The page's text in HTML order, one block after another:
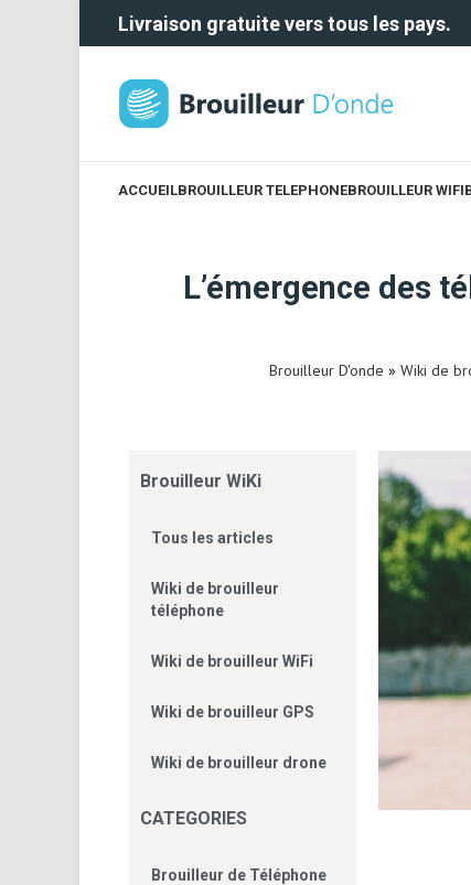
Livraison gratuite vers tous les pays.
ACCUEILBROUILLEUR TELEPHONEBROUILLEUR WIFI
L’émergence des
Brouilleur D'onde » Wiki de
Brouilleur WiKi
Tous les articles
Wiki de brouilleur
téléphone
Wiki de brouilleur WiFi
Wiki de brouilleur GPS
Wiki de brouilleur drone
CATEGORIES
Brouilleur de Téléphone